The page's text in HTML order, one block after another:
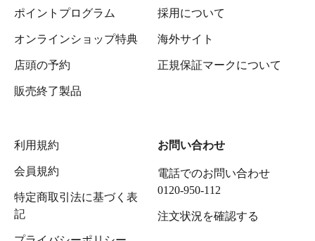
ポイントプログラム
オンラインショップ特典
店頭の予約
販売終了製品
採用について
海外サイト
正規保証マークについて
利用規約
会員規約
特定商取引法に基づく表
記
お問い合わせ
電話でのお問い合わせ
0120-950-112
注文状況を確認する